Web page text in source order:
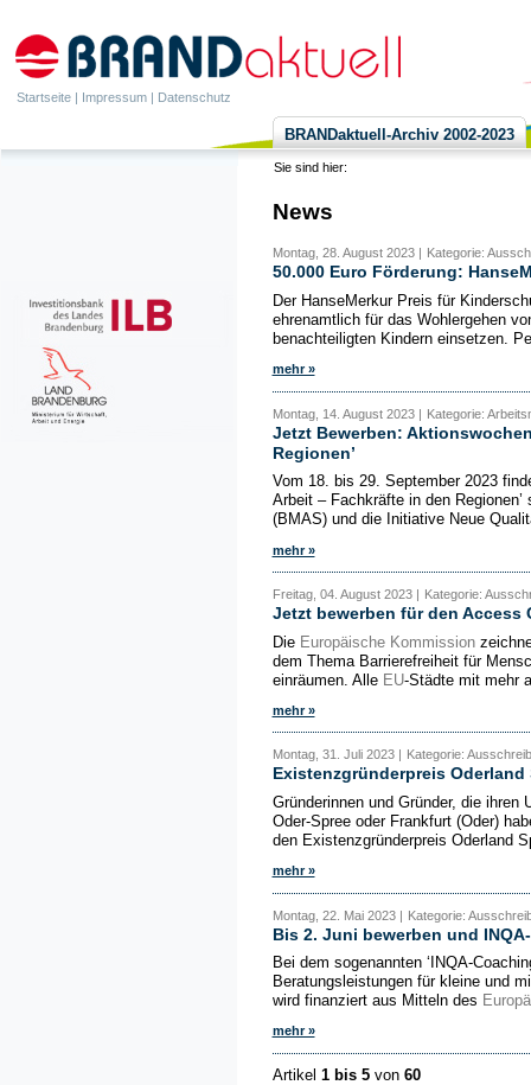
Startseite | Impressum | Datenschutz
BRANDaktuell-Archiv 2002-2023
Sie sind hier:
News
Montag, 28. August 2023 | Kategorie:
50.000 Euro Förderung:
Der HanseMerkur Preis für
ehrenamtlich für das Wohlergehen
benachteiligten Kindern einsetzen.
mehr »
Montag, 14. August 2023 | Kategorie:
Jetzt Bewerben:
Regionen’
Vom 18. bis 29. September 2023
Arbeit – Fachkräfte in den
(BMAS) und die Initiative Neue
mehr »
Freitag, 04. August 2023 | Kategorie:
Jetzt bewerben für den Access
Die Europäische Kommission
dem Thema Barrierefreiheit für
einräumen. Alle EU-Städte mit mehr
mehr »
Montag, 31. Juli 2023 | Kategorie:
Existenzgründerpreis Oderland
Gründerinnen und Gründer, die
Oder-Spree oder Frankfurt (Oder)
den Existenzgründerpreis Oderland
mehr »
Montag, 22. Mai 2023 | Kategorie:
Bis 2. Juni bewerben und
Bei dem sogenannten ‘IN­QA-
Beratungsleistungen für kleine und
wird finanziert aus Mitteln des
mehr »
Artikel 1 bis 5von 60